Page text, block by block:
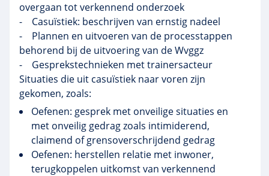
overgaan tot verkennend onderzoek
- Casuïstiek: beschrijven van ernstig nadeel
- Plannen en uitvoeren van de processtappen
behorend bij de uitvoering van de Wvggz
- Gesprekstechnieken met trainersacteur
Situaties die uit casuïstiek naar voren zijn
gekomen, zoals:
Oefenen: gesprek met onveilige situaties en
met onveilig gedrag zoals intimiderend,
claimend of grensoverschrijdend gedrag
Oefenen: herstellen relatie met inwoner,
terugkoppelen uitkomst van verkennend